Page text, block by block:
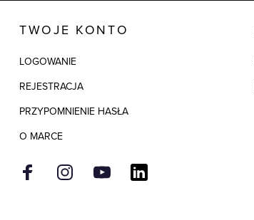
TWOJE KONTO
LOGOWANIE
REJESTRACJA
PRZYPOMNIENIE HASŁA
O MARCE